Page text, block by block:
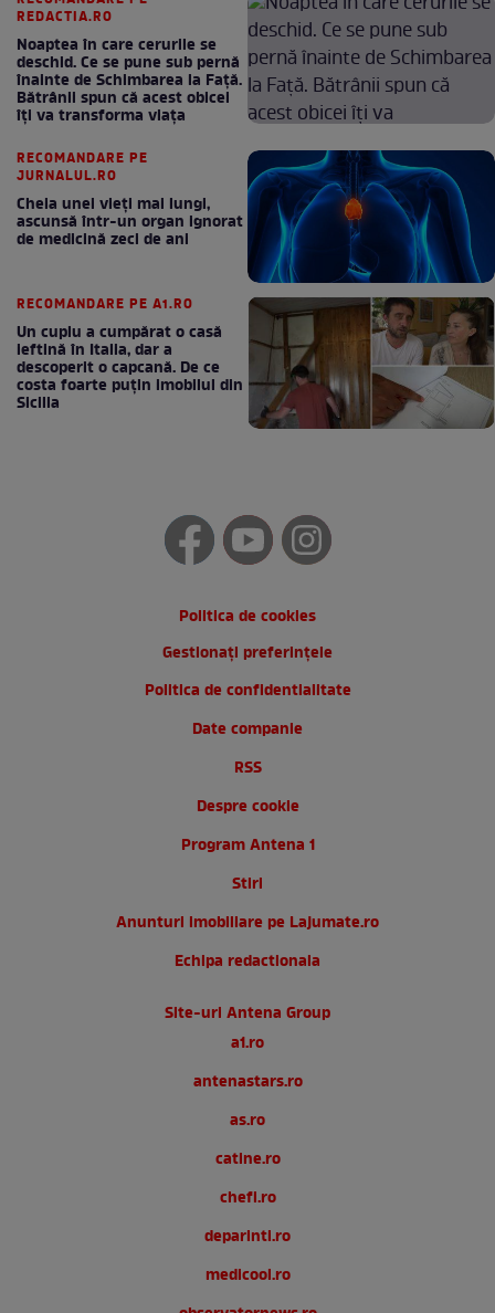
REDACTIA.RO
Noaptea în care cerurile se
deschid. Ce se pune sub pernă
înainte de Schimbarea la Față.
Bătrânii spun că acest obicei
îți va transforma viața
RECOMANDARE PE
JURNALUL.RO
Cheia unei vieți mai lungi,
ascunsă într-un organ ignorat
de medicină zeci de ani
RECOMANDARE PE A1.RO
Un cuplu a cumpărat o casă
ieftină în Italia, dar a
descoperit o capcană. De ce
costa foarte puțin imobilul din
Sicilia
Politica de cookies
Gestionați preferințele
Politica de confidentialitate
Date companie
RSS
Despre cookie
Program Antena 1
Stiri
Anunturi imobiliare pe Lajumate.ro
Echipa redactionala
Site-uri Antena Group
a1.ro
antenastars.ro
as.ro
catine.ro
chefi.ro
deparinti.ro
medicool.ro